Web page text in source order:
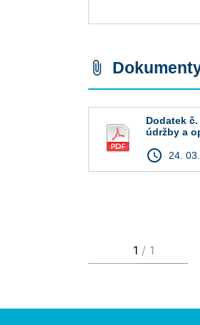
attach_file
Dodatek
údržby a
access_time 24.